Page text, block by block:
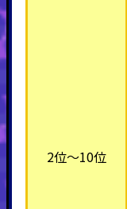
2位～10位